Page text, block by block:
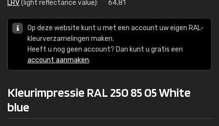
LRV(light reflectance value): 64,81
Op deze website kunt u met een account uw eigen RAL-
kleurverzamelingen maken.
Heeft u nog geen account? Dan kunt u gratis een
account aanmaken.
Kleurimpressie RAL 250 85 05 White
blue